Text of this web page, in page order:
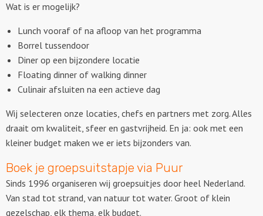
Wat is er mogelijk?
Lunch vooraf of na afloop van het programma
Borrel tussendoor
Diner op een bijzondere locatie
Floating dinner of walking dinner
Culinair afsluiten na een actieve dag
Wij selecteren onze locaties, chefs en partners met zorg. Alles
draait om kwaliteit, sfeer en gastvrijheid. En ja: ook met een
kleiner budget maken we er iets bijzonders van.
Boek je groepsuitstapje via Puur
Sinds 1996 organiseren wij groepsuitjes door heel Nederland.
Van stad tot strand, van natuur tot water. Groot of klein
gezelschap, elk thema, elk budget.